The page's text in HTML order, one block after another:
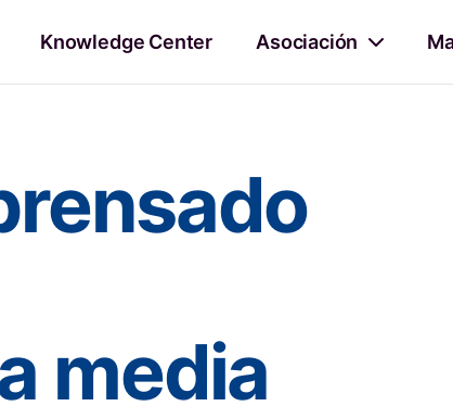
Knowledge Center Asociación
media